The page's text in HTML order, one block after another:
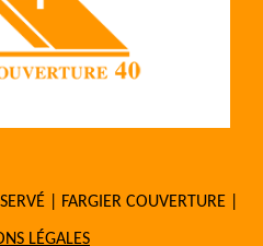
| FARGIER COUVERTURE |
LÉGALES